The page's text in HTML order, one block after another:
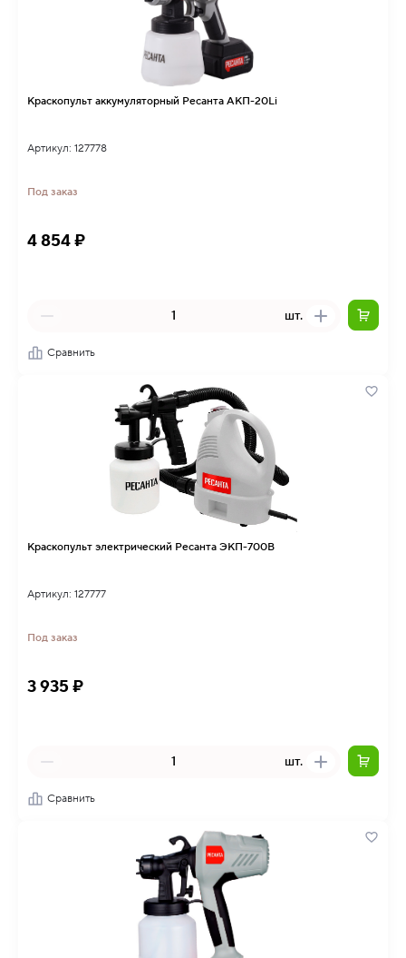
Краскопульт аккумуляторный Ресанта АКП-20Li
Артикул: 127778
Под заказ
4 854 ₽
шт.
Сравнить
Краскопульт электрический Ресанта ЭКП-700В
Артикул: 127777
Под заказ
3 935 ₽
шт.
Сравнить